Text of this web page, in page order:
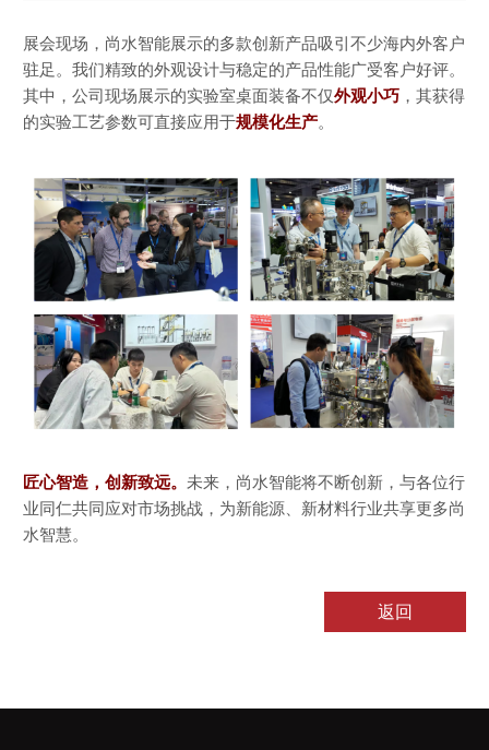
展会现场，尚水智能展示的多款创新产品吸引不少海内外客户
驻足。我们精致的外观设计与稳定的产品性能广受客户好评。
其中，公司现场展示的实验室桌面装备不仅外观小巧 ，其获得
的实验工艺参数可直接应用于规模化生产。
匠心智造，创新致远。 未来，尚水智能将不断创新，与各位行
业同仁共同应对市场挑战，为新能源、新材料行业共享更多尚
水智慧。
返回